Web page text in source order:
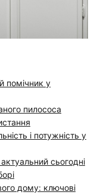
помічник у
пилососа
і потужність у
сьогодні
дому: ключові